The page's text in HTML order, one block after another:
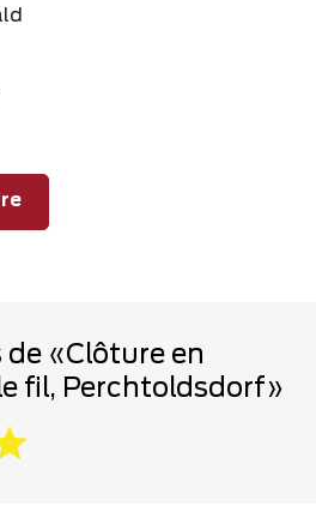
de «Clôture en
fil, Perchtoldsdorf»